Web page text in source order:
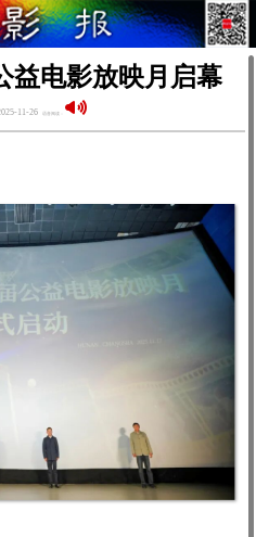
益电影放映月启幕
11-26